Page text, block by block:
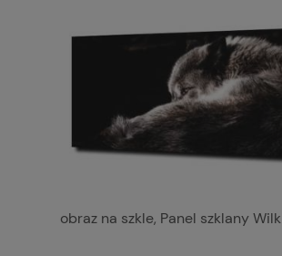
obraz na szkle, Panel szklany Wilk